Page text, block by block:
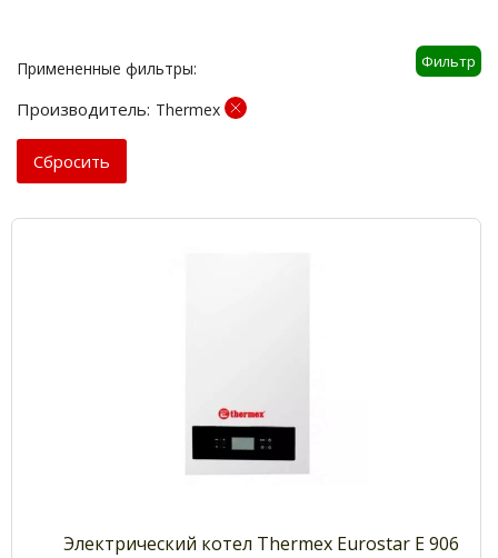
Фильтр
Примененные фильтры:
Производитель: Thermex
Cбросить
Электрический котел Thermex Eurostar E 906